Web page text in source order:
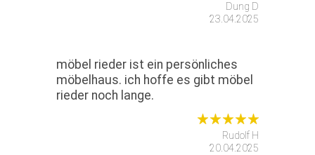
Dung D
23.04.2025
möbel rieder ist ein persönliches
möbelhaus. ich hoffe es gibt möbel
rieder noch lange.
Rudolf H
20.04.2025